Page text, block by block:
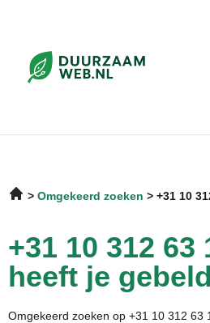
Omgekeerd zoeken +31 10
+31 10 312 63
heeft je
Omgekeerd zoeken op +31 10 312 63